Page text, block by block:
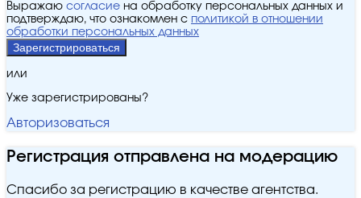
Выражаю согласие на обработку персональных данных и
подтверждаю, что ознакомлен с политикой в отношении
обработки персональных данных
Зарегистрироваться
или
Уже зарегистрированы?
Авторизоваться
Регистрация отправлена на модерацию
Спасибо за регистрацию в качестве агентства.